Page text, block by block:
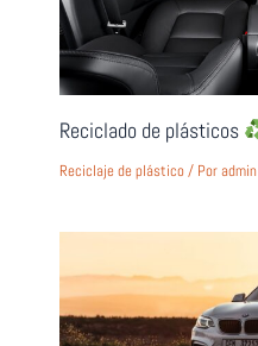
Reciclado de plásticos
Reciclaje de plástico/ Poradmin